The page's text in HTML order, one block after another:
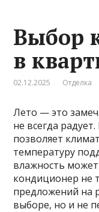
Выбор
в
02.12.2025 Отделка
Лето — это
не всегда
позволяет
температуру
влажность
кондиционер не
предложений на
выборе, но и не